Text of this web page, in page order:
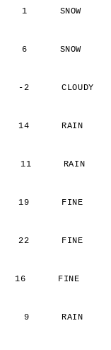
1      SNOW
6      SNOW
-2      CLOUDY
14      RAIN
11      RAIN
19      FINE
22      FINE
16      FINE
9      RAIN